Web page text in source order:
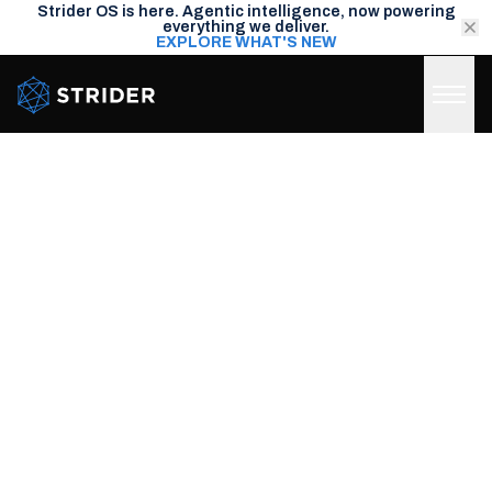
Strider OS is here. Agentic intelligence, now powering
everything we deliver.
EXPLORE WHAT'S NEW
Strider Intel